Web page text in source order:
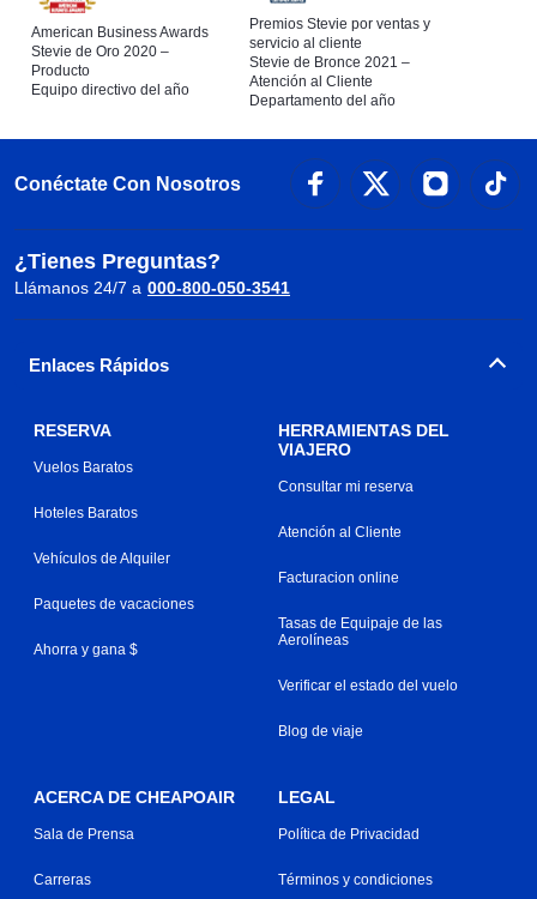
American Business Awards
Stevie de Oro 2020 –
Producto
Equipo directivo del año
Premios Stevie por ventas y
servicio al cliente
Stevie de Bronce 2021 –
Atención al Cliente
Departamento del año
Conéctate Con Nosotros
¿Tienes Preguntas?
Llámanos 24/7 a 000-800-050-3541
Enlaces Rápidos
RESERVA
Vuelos Baratos
Hoteles Baratos
Vehículos de Alquiler
Paquetes de vacaciones
Ahorra y gana $
HERRAMIENTAS DEL
VIAJERO
Consultar mi reserva
Atención al Cliente
Facturacion online
Tasas de Equipaje de las
Aerolíneas
Verificar el estado del vuelo
Blog de viaje
ACERCA DE CHEAPOAIR
Sala de Prensa
Carreras
LEGAL
Política de Privacidad
Términos y condiciones